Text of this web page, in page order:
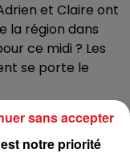
et Claire ont
la région dans
ce midi ? Les
se porte le
de salle au
notre priorité
sans accepter